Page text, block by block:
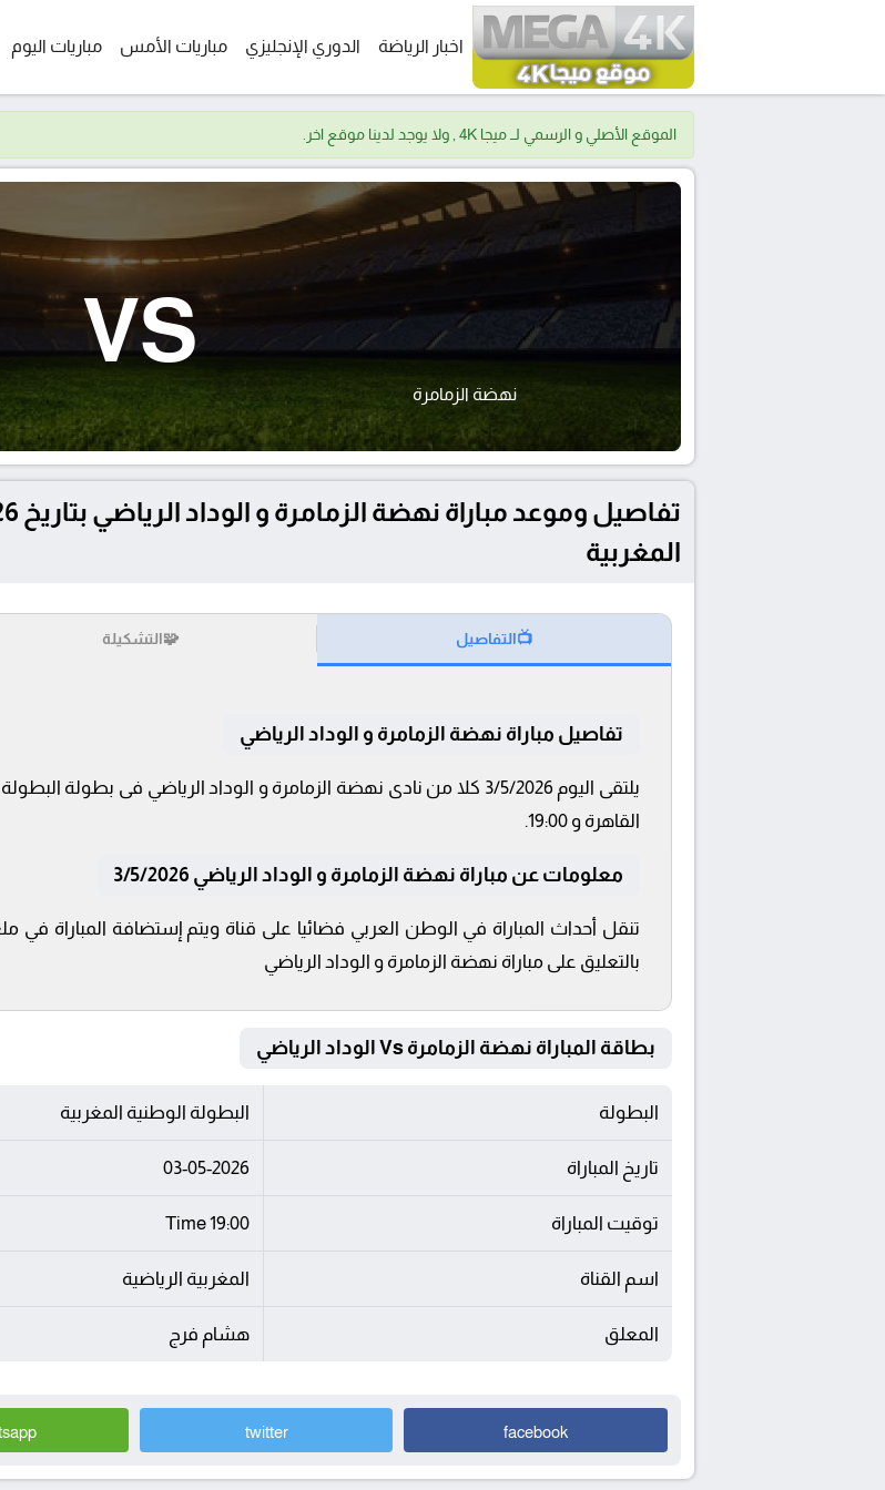
اخبار الرياضة الدوري الإنجليزي مباريات الأمس مباريات اليوم
الموقع الأصلي و الرسمي لــ ميجا 4K , ولا يوجد لدينا موقع اخر.
نهضة الزمامرة
VS
المغربية
📺التفاصيل 🧩التشكيلة
تفاصيل مباراة نهضة الزمامرة و الوداد الرياضي
القاهرة و 19:00.
معلومات عن مباراة نهضة الزمامرة و الوداد الرياضي 3/5/2026
تنقل أحداث المباراة في الوطن العربي فضائيا على قناة ويتم إستضافة المباراة
بالتعليق على مباراة نهضة الزمامرة و الوداد الرياضي
بطاقة المباراة نهضة الزمامرة Vs الوداد الرياضي
البطولة البطولة الوطنية المغربية
تاريخ المباراة 03-05-2026
توقيت المباراة 19:00 Time
اسم القناة المغربية الرياضية
المعلق هشام فرج
facebook
twitter